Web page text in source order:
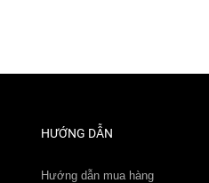
HƯỚNG DẪN
Hướng dẫn mua hàng